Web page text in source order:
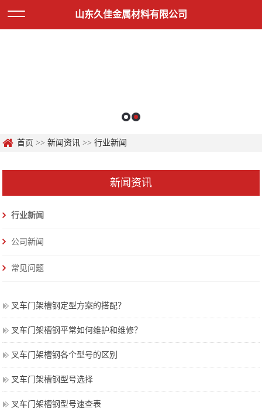
山东久佳金属材料有限公司
首页 >>新闻资讯 >>行业新闻
新闻资讯
行业新闻
公司新闻
常见问题
叉车门架槽钢定型方案的搭配？
叉车门架槽钢平常如何维护和维修？
叉车门架槽钢各个型号的区别
叉车门架槽钢型号选择
叉车门架槽钢型号速查表